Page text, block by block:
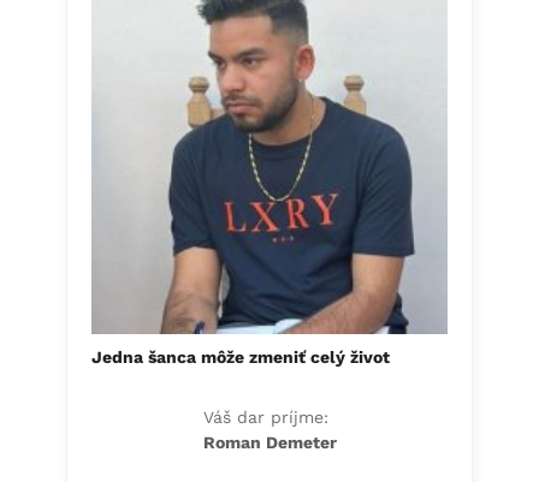
Jedna šanca môže zmeniť celý život
Váš dar príjme:
Roman Demeter